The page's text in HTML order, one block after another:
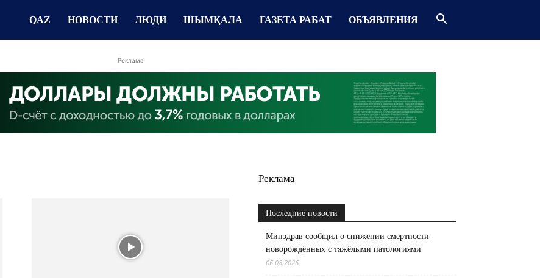
QAZ НОВОСТИ ЛЮДИ ШЫМҚАЛА ГАЗЕТА РАБАТ ОБЪЯВЛЕНИЯ
Реклама
Реклама
Последние новости
Минздрав сообщил о снижении смертности
новорождённых с тяжёлыми патологиями
06.08.2026